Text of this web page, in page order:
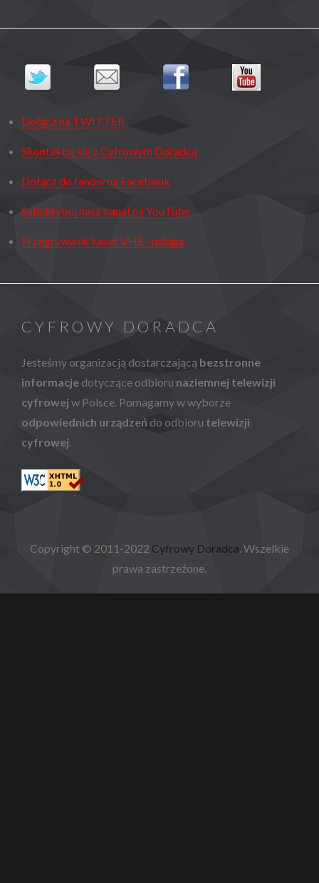
Dołącz na TWITTER
Skontaktuj się z Cyfrowym Doradcą
Dołącz do fanów na Facebook
Subskrybuj nasz kanał na YouTube
Przegrywanie kaset VHS - usługa
CYFROWY DORADCA
Jesteśmy organizacją dostarczającą bezstronne
informacje dotyczące odbioru naziemnej telewizji
cyfrowej w Polsce. Pomagamy w wyborze
odpowiednich urządzeń do odbioru telewizji
cyfrowej
Copyright © 2011-2022 Cyfrowy Doradca . Wszelkie
prawa zastrzeżone.